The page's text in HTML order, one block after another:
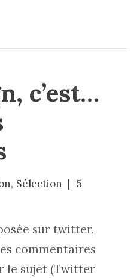
c’est…
, Sélection
5
sur twitter,
commentaires
le sujet (Twitter